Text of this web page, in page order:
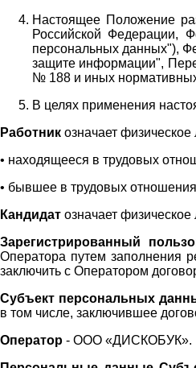
Настоящее Положение
Российской Федерации,
персональных данных"),
защите информации",
№ 188 и иных
В целях применения
Работник означает физическое
• находящееся в трудовых
• бывшее в трудовых
Кандидат означает
Зарегистрированный
Оператора путем заполнения
заключить с Оператором
Субъект персональных
в том числе, заключившее
Оператор - ООО «ДИСКОБУК».